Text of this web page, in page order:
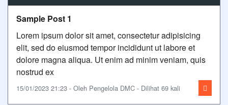
Sample Post 1
Lorem ipsum dolor sit amet, consectetur adipisicing
elit, sed do eiusmod tempor incididunt ut labore et
dolore magna aliqua. Ut enim ad minim veniam, quis
nostrud ex
15/01/2023 21:23 - Oleh Pengelola DMC - Dilihat 69 kali